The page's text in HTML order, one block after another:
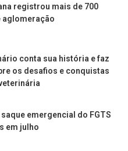
registrou mais de 700
aglomeração
conta sua história e faz
os desafios e conquistas
emergencial do FGTS
em julho